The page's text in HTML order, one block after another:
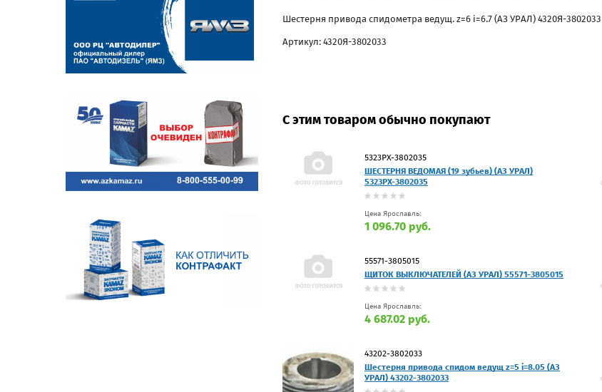
Шестерня привода спидометра ведущ. z=6 i=6.7 (АЗ УРАЛ) 4320Я-3802033
Артикул: 4320Я-3802033
С этим товаром обычно покупают
5323РХ-3802035
ШЕСТЕРНЯ ВЕДОМАЯ (19 зубьев) (АЗ УРАЛ)
5323РХ-3802035
Цена Ярославль:
1 096.70 руб.
55571-3805015
ЩИТОК ВЫКЛЮЧАТЕЛЕЙ (АЗ УРАЛ) 55571-3805015
Цена Ярославль:
4 687.02 руб.
43202-3802033
Шестерня привода спидом ведущ z=5 i=8.05 (АЗ
УРАЛ) 43202-3802033